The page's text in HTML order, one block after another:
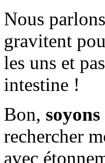
Nous
gravitent
les uns et
intestine !
Bon,
rechercher
avec